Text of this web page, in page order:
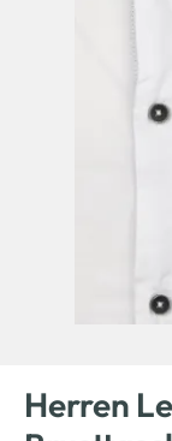
Herren